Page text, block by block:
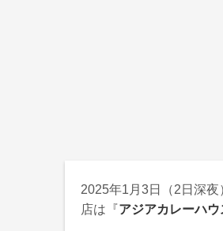
2025年1月3日 （2日深
店は『アジアカレーハウ